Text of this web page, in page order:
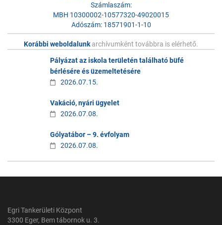
Számlaszám:
MBH 10300002-10577320-49020015
Adószám: 18571901-1-10
Korábbi weboldalunk archívumként továbbra is elérhető.
Pályázat az iskola területén található büfé
bérlésére és üzemeltetésére
2026.07.15.
Vakáció, nyári ügyelet
2026.07.08.
Gólyatábor – 9. évfolyam
2026.07.08.
Egri Tankerületi Központ
3300 Eger, Bem tábornok u. 3.